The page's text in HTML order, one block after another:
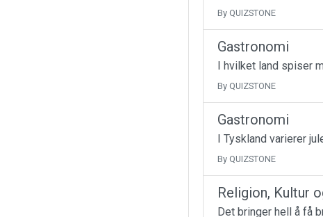
By QUIZSTONE
Gastronomi
I hvilket land spiser
By QUIZSTONE
Gastronomi
I Tyskland varierer
By QUIZSTONE
Religion, Kultur
Det bringer hell å få